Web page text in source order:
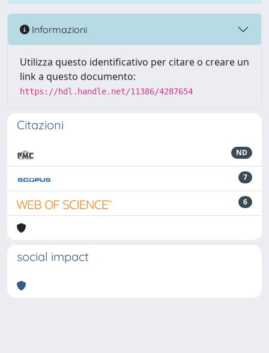
Informazioni
Utilizza questo identificativo per citare o creare un
link a questo documento:
https://hdl.handle.net/11386/4287654
Citazioni
ND
7
6
social impact